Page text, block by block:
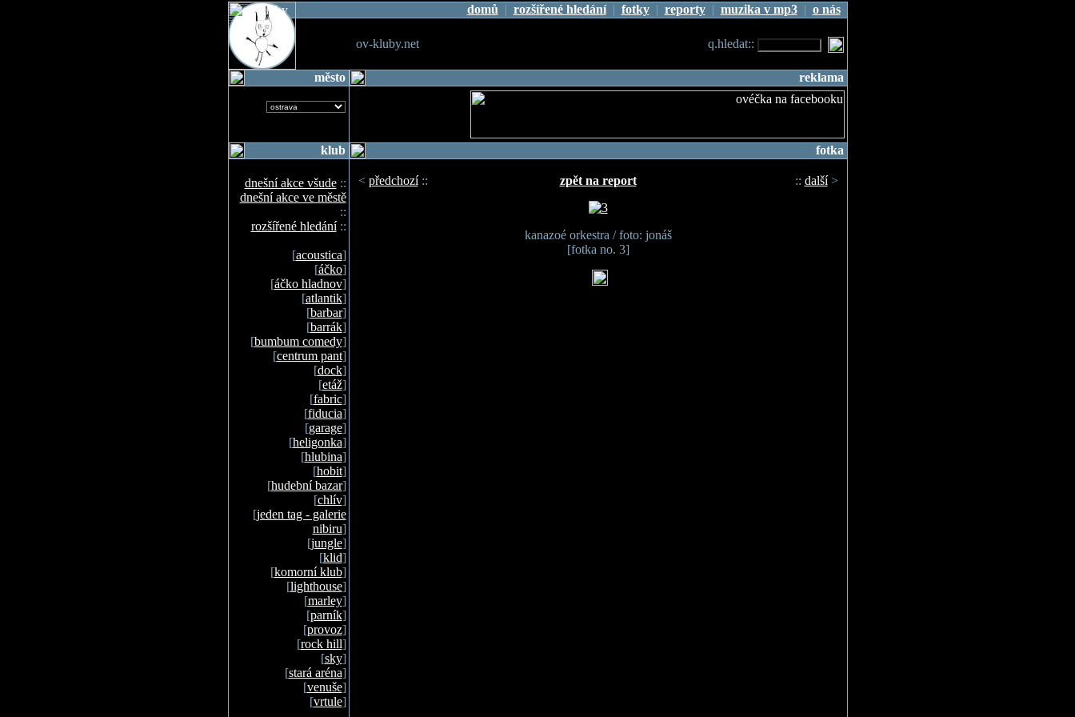
domů | rozšířené hledání| fotky| reporty| muzika v mp3| o nás
ov-kluby.net q.hledat::
město reklama
klub
dnešní akce všude::
dnešní akce ve městě
::
rozšířené hledání::
[acoustica]
[áčko]
[áčko hladnov]
[atlantik]
[barbar]
[barrák]
[bumbum comedy]
[centrum pant]
[dock]
[etáž]
[fabric]
[fiducia]
[garage]
[heligonka]
[hlubina]
[hobit]
[hudební bazar]
[chlív]
[jeden tag - galerie
nibiru]
[jungle]
[klid]
[komorní klub]
[lighthouse]
[marley]
[parník]
[provoz]
[rock hill]
[sky]
[stará aréna]
[venuše]
[vrtule]
fotka
< předchozí:: zpět na report :: další>
kanazoé orkestra / foto: jonáš
[fotka no. 3]